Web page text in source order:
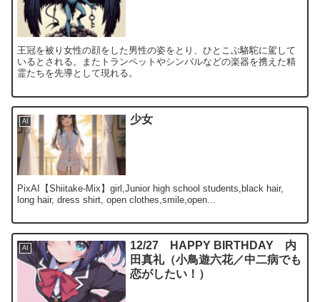
王冠を被り女性の顔をした男性の姿をとり、ひとこぶ駱駝に駕して
いるとされる。またトランペットやシンバルなどの楽器を携えた精
霊たちを先導として現れる。
AI 少女
PixAI【Shiitake-Mix】girl,Junior high school students,black hair,
long hair, dress shirt, open clothes,smile,open...
AI
12/27 HAPPY BIRTHDAY 内
田真礼（小鳥遊六花／中二病でも
恋がしたい！）